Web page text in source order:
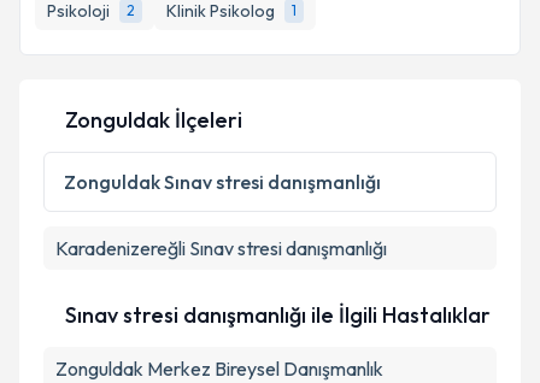
Psikoloji
2 Klinik Psikolog 1
bilgilendireceğiz.
E-posta Adresiniz
Kişisel verilerimin işlenmesine ilişkin
Metni'ni okudum ve kişisel verilerimin belirtilen
Zonguldak İlçeleri
ZonguldakSınav stresi danışmanlığı
Karadenizereğli Sınav stresi danışmanlığı
Sınav stresi danışmanlığı ile İlgili Hastalıklar
Zonguldak Merkez Bireysel Danışmanlık